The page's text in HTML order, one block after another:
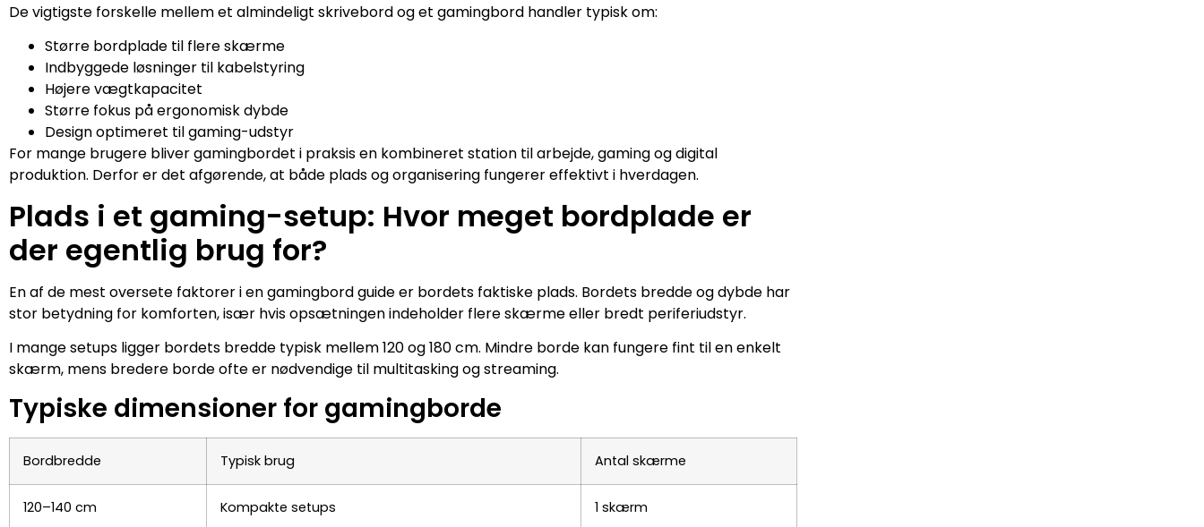
De vigtigste forskelle mellem et almindeligt skrivebord og et gamingbord handler typisk om:
Større bordplade til flere skærme
Indbyggede løsninger til kabelstyring
Højere vægtkapacitet
Større fokus på ergonomisk dybde
Design optimeret til gaming-udstyr
For mange brugere bliver gamingbordet i praksis en kombineret station til arbejde, gaming og digital
produktion. Derfor er det afgørende, at både plads og organisering fungerer effektivt i hverdagen.
Plads i et gaming-setup: Hvor meget bordplade er
der egentlig brug for?
En af de mest oversete faktorer i en gamingbord guide er bordets faktiske plads. Bordets bredde og dybde har
stor betydning for komforten, især hvis opsætningen indeholder flere skærme eller bredt periferiudstyr.
I mange setups ligger bordets bredde typisk mellem 120 og 180 cm. Mindre borde kan fungere fint til en enkelt
skærm, mens bredere borde ofte er nødvendige til multitasking og streaming.
Typiske dimensioner for gamingborde
Bordbredde Typisk brug Antal skærme
120–140 cm Kompakte setups 1 skærm